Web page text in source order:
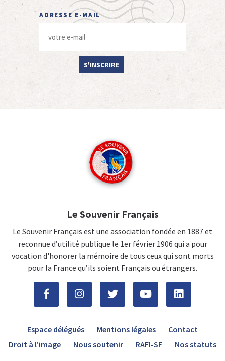
ADRESSE E-MAIL
S'INSCRIRE
Le Souvenir Français
Le Souvenir Français est une association fondée en 1887 et
reconnue d’utilité publique le 1er février 1906 qui a pour
vocation d'honorer la mémoire de tous ceux qui sont morts
pour la France qu’ils soient Français ou étrangers.
Espace délégués Mentions légales
Contact
Droit à l’image
Nous soutenir RAFI-SF Nos statuts